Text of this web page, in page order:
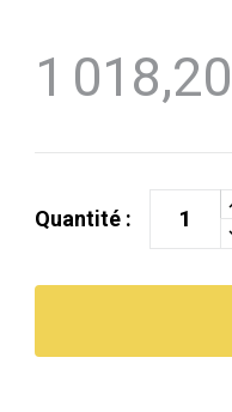
1
Quantité :